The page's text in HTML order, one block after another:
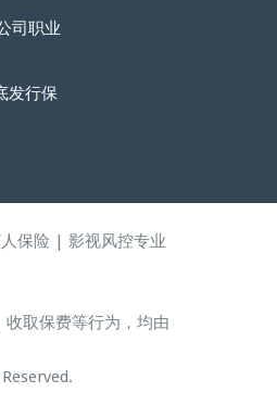
司职业
发行保
保险 | 影视风控专业
取保费等行为，均由